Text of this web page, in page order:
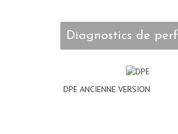
diagnostics de
DPE ANCIENNE VERSION